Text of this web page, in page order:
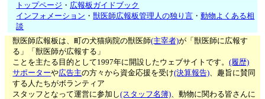
トップページ ・ 広報板ガイドブック
インフォメーション ・獣医師広報板管理人の独り言 ・動物よくある相
談
獣医師広報板は、町の犬猫病院の獣医師(主宰者)が「獣医師に広報す
る」「獣医師が広報する」
ことを主たる目的として1997年に開設したウェブサイトです。(履歴)
サポーターや広告主の方々から資金応援を受け(決算報告)、趣旨に賛同
する人たちがボランティア
スタッフとなって運営に参加し(スタッフ名簿)、動物に関わる皆さんに